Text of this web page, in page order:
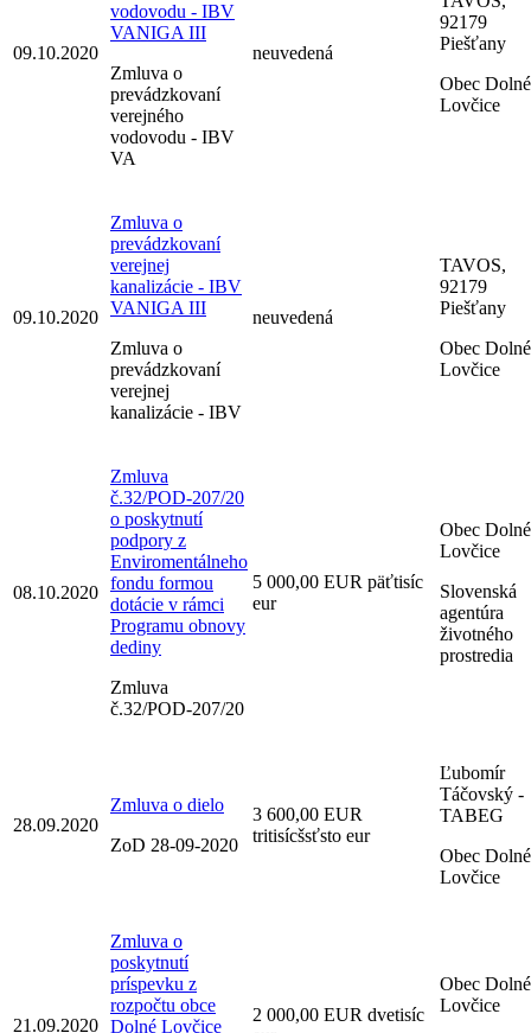
09.10.2020
vodovodu - IBV
VANIGA III
Zmluva o
prevádzkovaní
verejného
vodovodu - IBV
VA
neuvedená
92179
Piešťany
Obec Dolné
Lovčice
09.10.2020
Zmluva o
prevádzkovaní
verejnej
kanalizácie - IBV
VANIGA III
Zmluva o
prevádzkovaní
verejnej
kanalizácie - IBV
neuvedená
TAVOS,
92179
Piešťany
Obec Dolné
Lovčice
08.10.2020
Zmluva
č.32/POD-207/20
o poskytnutí
podpory z
Enviromentálneho
fondu formou
dotácie v rámci
Programu obnovy
dediny
Zmluva
č.32/POD-207/20
5 000,00 EUR päťtisíc
eur
Obec Dolné
Lovčice
Slovenská
agentúra
životného
prostredia
28.09.2020
Zmluva o dielo
ZoD 28-09-2020
3 600,00 EUR
tritisícšsťsto eur
Ľubomír
Táčovský -
TABEG
Obec Dolné
Lovčice
21.09.2020
Zmluva o
poskytnutí
príspevku z
rozpočtu obce
Dolné Lovčice
2 000,00 EUR dvetisíc
Obec Dolné
Lovčice